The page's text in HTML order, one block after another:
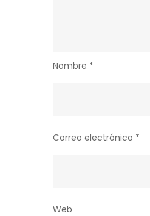
Nombre *
Correo electrónico *
Web